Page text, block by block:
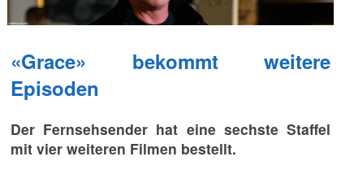
«Grace» bekommt weitere
Episoden
Der Fernsehsender hat eine sechste Staffel
mit vier weiteren Filmen bestellt.